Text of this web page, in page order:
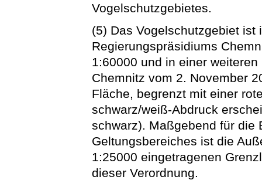
Vogelschutzgebietes.
(5) Das Vogelschutzgebiet
Regierungspräsidiums
1:60000 und in einer
Chemnitz vom 2. November
Fläche, begrenzt mit einer
schwarz/weiß-Abdruck
schwarz). Maßgebend für die
Geltungsbereiches ist die
1:25000 eingetragenen
dieser Verordnung.